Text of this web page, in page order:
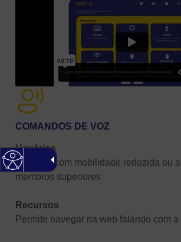
COMANDOS DE VOZ
Usuários
Pessoas com mobilidade reduzida ou
membros superiores
Recursos
Permite navegar na web falando com a